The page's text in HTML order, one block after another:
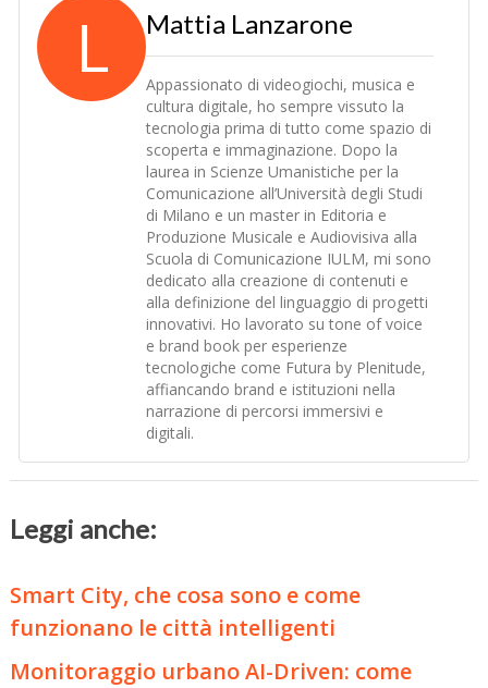
L Mattia Lanzarone
Appassionato di videogiochi, musica e
cultura digitale, ho sempre vissuto la
tecnologia prima di tutto come spazio di
scoperta e immaginazione. Dopo la
laurea in Scienze Umanistiche per la
Comunicazione all’Università degli Studi
di Milano e un master in Editoria e
Produzione Musicale e Audiovisiva alla
Scuola di Comunicazione IULM, mi sono
dedicato alla creazione di contenuti e
alla definizione del linguaggio di progetti
innovativi. Ho lavorato su tone of voice
e brand book per esperienze
tecnologiche come Futura by Plenitude,
affiancando brand e istituzioni nella
narrazione di percorsi immersivi e
digitali.
Leggi anche:
Smart City, che cosa sono e come
funzionano le città intelligenti
Monitoraggio urbano AI-Driven: come